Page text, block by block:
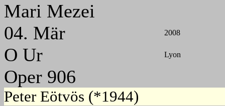
Mari Mezei
04. Mär
2008
O Ur Lyon
Oper 906
Peter Eötvös (*1944)